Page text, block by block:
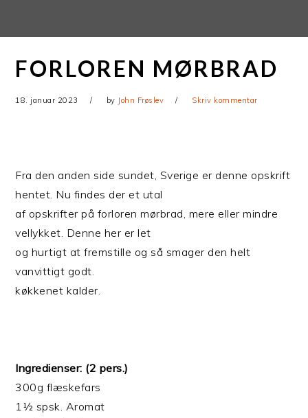
primær
FORLOREN MØRBRAD
18. januar 2023 by John Frøslev Skriv kommentar
Fra den anden side sundet, Sverige er denne opskrift
hentet. Nu findes der et utal
af opskrifter på forloren mørbrad, mere eller mindre
vellykket. Denne her er let
og hurtigt at fremstille og så smager den helt
vanvittigt godt.
køkkenet kalder.
Ingredienser: (2 pers.)
300g flæskefars
1½ spsk. Aromat